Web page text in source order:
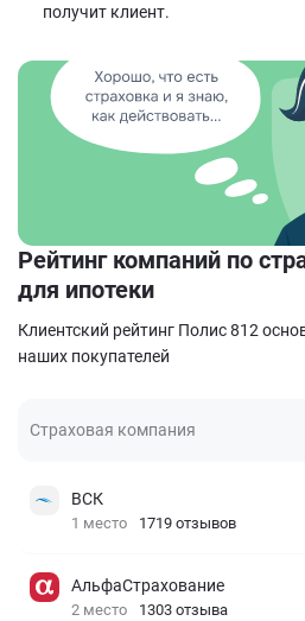
получит клиент.
Рейтинг компаний по
для ипотеки
Клиентский рейтинг Полис 812
наших покупателей
Страховая компания
ВСК
1 место 1719 отзывов
АльфаСтрахование
2 место 1303 отзыва